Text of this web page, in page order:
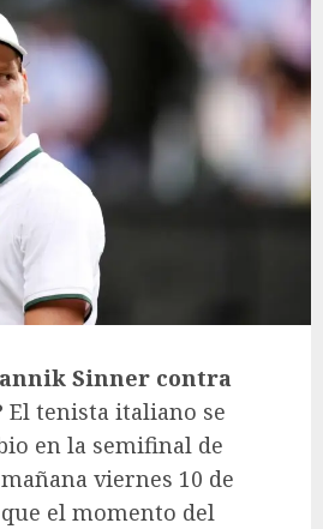
Sinner contra
El tenista italiano se
en la semifinal de
viernes 10 de
el momento del